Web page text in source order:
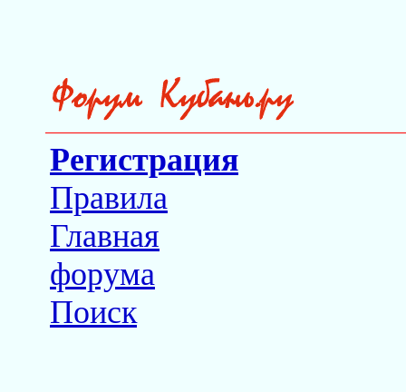
Регистрация
Правила
Главная
форума
Поиск